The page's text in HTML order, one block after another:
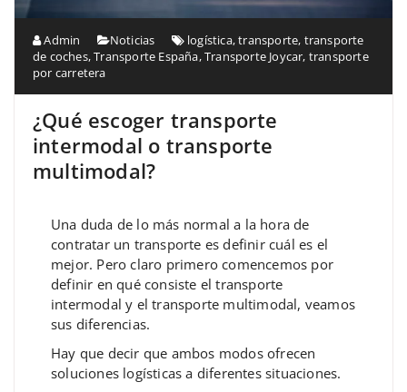
Admin Noticias logística,transporte, transporte
de coches,Transporte España,Transporte Joycar, transporte
por carretera
¿Qué escoger transporte
intermodal o transporte
multimodal?
Una duda de lo más normal a la hora de
contratar un transporte es definir cuál es el
mejor. Pero claro primero comencemos por
definir en qué consiste el transporte
intermodal y el transporte multimodal, veamos
sus diferencias.
Hay que decir que ambos modos ofrecen
soluciones logísticas a diferentes situaciones.